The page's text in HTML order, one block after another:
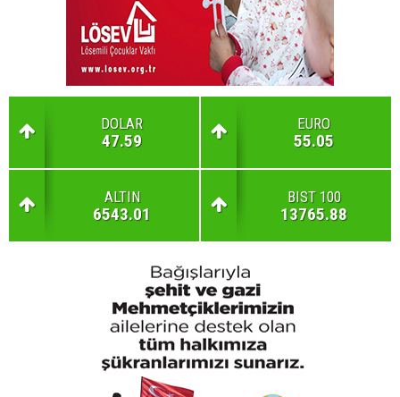
DOLAR
47.59
EURO
55.05
ALTIN
6543.01
BIST 100
13765.88